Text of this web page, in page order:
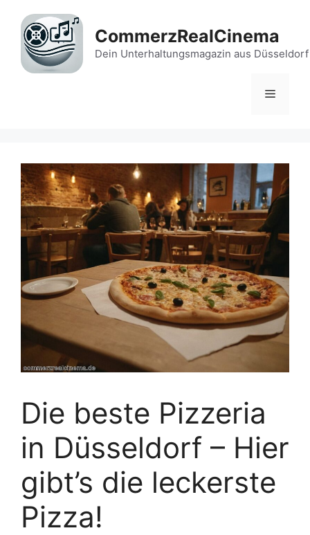
Inhalt
springen
CommerzRealCinema
Dein Unterhaltungsmagazin aus Düsseldorf
Menü
Die beste Pizzeria
in Düsseldorf – Hier
gibt’s die leckerste
Pizza!